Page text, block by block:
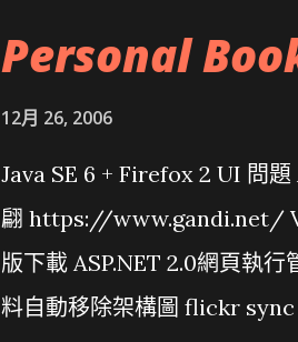
Personal
12月 26, 2006
Java SE 6 + Firefox 2 UI 問
翩 https://www.gandi.net/
版下載 ASP.NET 2.0網頁執
料自動移除架構圖 flickr sync